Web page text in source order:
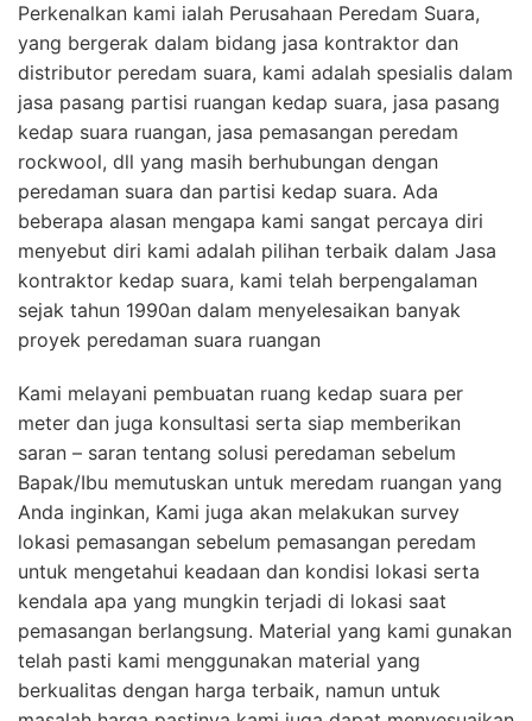
Perkenalkan kami ialah Perusahaan Peredam Suara,
yang bergerak dalam bidang jasa kontraktor dan
distributor peredam suara, kami adalah spesialis dalam
jasa pasang partisi ruangan kedap suara, jasa pasang
kedap suara ruangan, jasa pemasangan peredam
rockwool, dll yang masih berhubungan dengan
peredaman suara dan partisi kedap suara. Ada
beberapa alasan mengapa kami sangat percaya diri
menyebut diri kami adalah pilihan terbaik dalam Jasa
kontraktor kedap suara, kami telah berpengalaman
sejak tahun 1990an dalam menyelesaikan banyak
proyek peredaman suara ruangan
Kami melayani pembuatan ruang kedap suara per
meter dan juga konsultasi serta siap memberikan
saran – saran tentang solusi peredaman sebelum
Bapak/Ibu memutuskan untuk meredam ruangan yang
Anda inginkan, Kami juga akan melakukan survey
lokasi pemasangan sebelum pemasangan peredam
untuk mengetahui keadaan dan kondisi lokasi serta
kendala apa yang mungkin terjadi di lokasi saat
pemasangan berlangsung. Material yang kami gunakan
telah pasti kami menggunakan material yang
berkualitas dengan harga terbaik, namun untuk